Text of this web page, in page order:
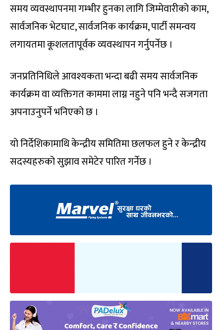
समय व्यवस्थापनमा गम्भीर हुनका लागि जिम्मेवारीको काम,
सार्वजनिक भेटघाट, सार्वजनिक कार्यक्रम, पार्टी समन्वय
लगायतमा कूशलतापूर्वक व्यवस्थापन गर्नुपर्नेछ ।
जनप्रतिनिधिले आवश्यकता भन्दा बढी समय सार्वजनिक
कार्यक्रम वा व्यक्तिगत काममा लाग्न नहुने पनि भन्दै सजगता
अपनाउनुपर्ने भनिएको छ ।
यो निर्देशिकामाथि केन्द्रीय समितिमा छलफल हुने र केन्द्रीय
सदस्यहरुको सुझाव समेटेर पारित गर्नेछ ।